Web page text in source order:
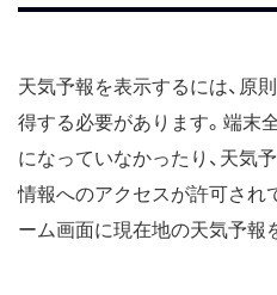
天気予報を表示するには、原
得する必要があります。端末
になっていなかったり、天気
情報へのアクセスが許可され
ーム画面に現在地の天気予報